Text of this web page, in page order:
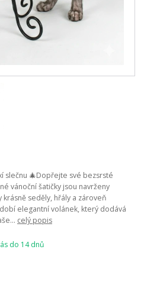
slečnu 🎄Dopřejte své bezsrsté
vánoční šatičky jsou navrženy
seděly, hřály a zároveň
elegantní volánek, který dodává
celý popis
do 14 dnů